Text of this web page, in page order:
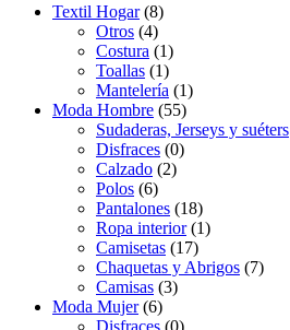
Textil Hogar(8)
Otros (4)
Costura (1)
Toallas (1)
Mantelería (1)
Moda Hombre (55)
Sudaderas, Jerseys y suéters
Disfraces (0)
Calzado (2)
Polos (6)
Pantalones (18)
Ropa interior(1)
Camisetas (17)
Chaquetas y Abrigos (7)
Camisas (3)
Moda Mujer(6)
Disfraces (0)